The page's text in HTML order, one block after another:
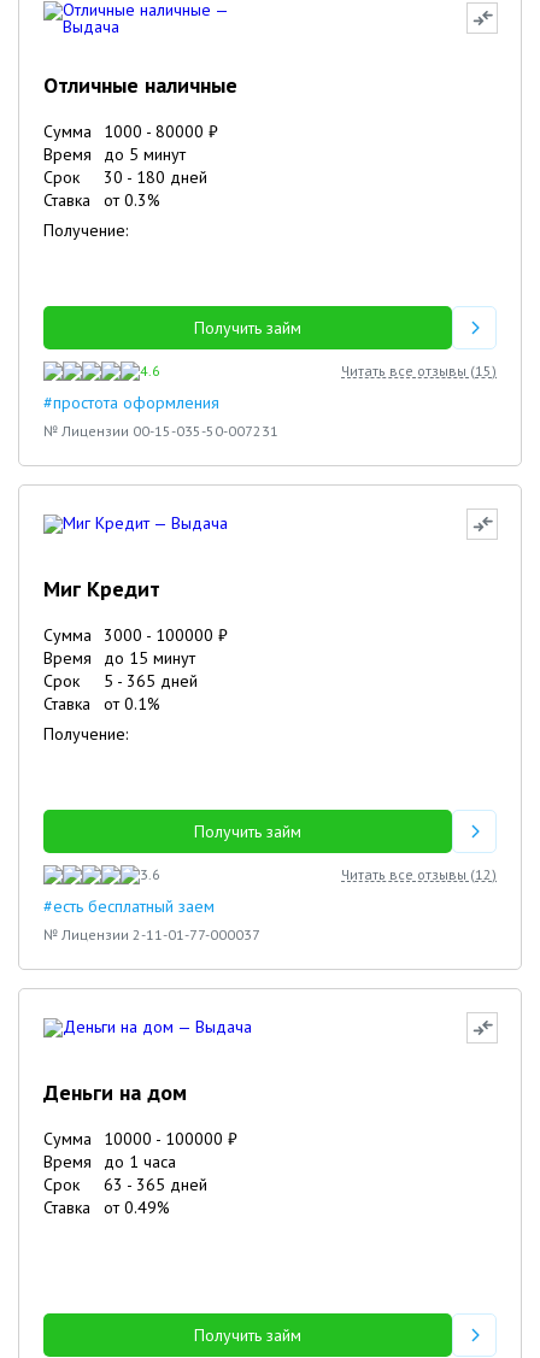
Отличные наличные
Сумма 1000 - 80000 ₽
Время
до 5 минут
Срок
30 - 180 дней
Ставка
от0.3%
Получение:
Получить займ
4.6 Читать все отзывы (15)
#простота оформления
№ Лицензии 00-15-035-50-007231
Миг Кредит
Сумма 3000 - 100000 ₽
Время
до 15 минут
Срок
5 - 365 дней
Ставка
от0.1%
Получение:
Получить займ
3.6 Читать все отзывы (12)
#есть бесплатный заем
№ Лицензии 2-11-01-77-000037
Деньги на дом
Сумма 10000 - 100000 ₽
Время
до 1 часа
Срок
63 - 365 дней
Ставка
от0.49%
Получить займ